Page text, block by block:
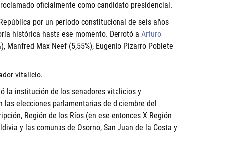
oficialmente como candidato presidencial.
por un periodo constitucional de seis años
histórica hasta ese momento. Derrotó a Arturo
Manfred Max Neef (5,55%), Eugenio Pizarro Poblete
vitalicio.
la institución de los senadores vitalicios y
las elecciones parlamentarias de diciembre del
Región de los Ríos (en ese entonces X Región
y las comunas de Osorno, San Juan de la Costa y